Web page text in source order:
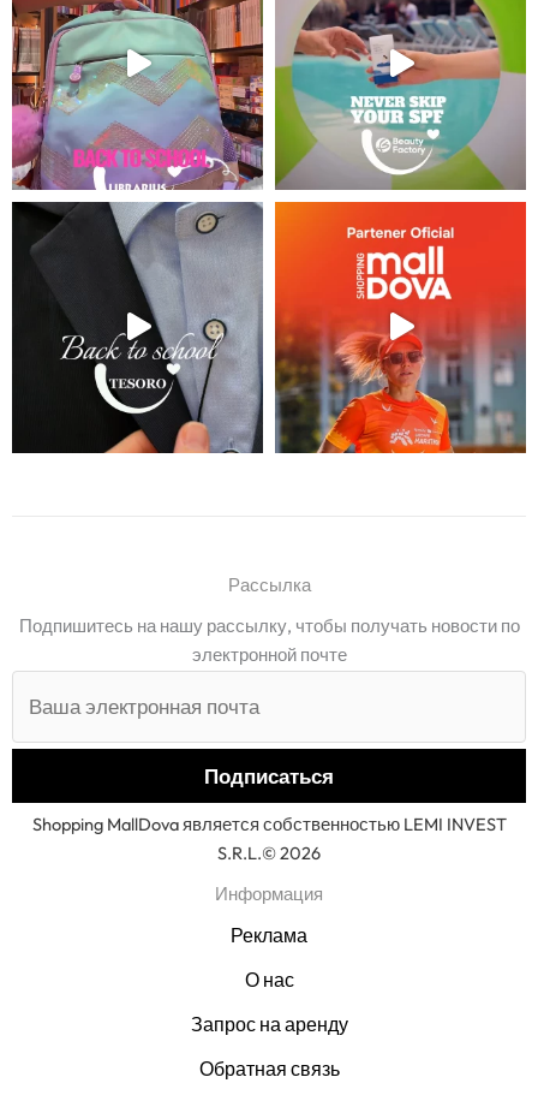
Рассылка
Подпишитесь на нашу рассылку, чтобы получать новости по
электронной почте
Shopping MallDova является собственностью LEMI INVEST
S.R.L.© 2026
Информация
Реклама
О нас
Запрос на аренду
Обратная связь